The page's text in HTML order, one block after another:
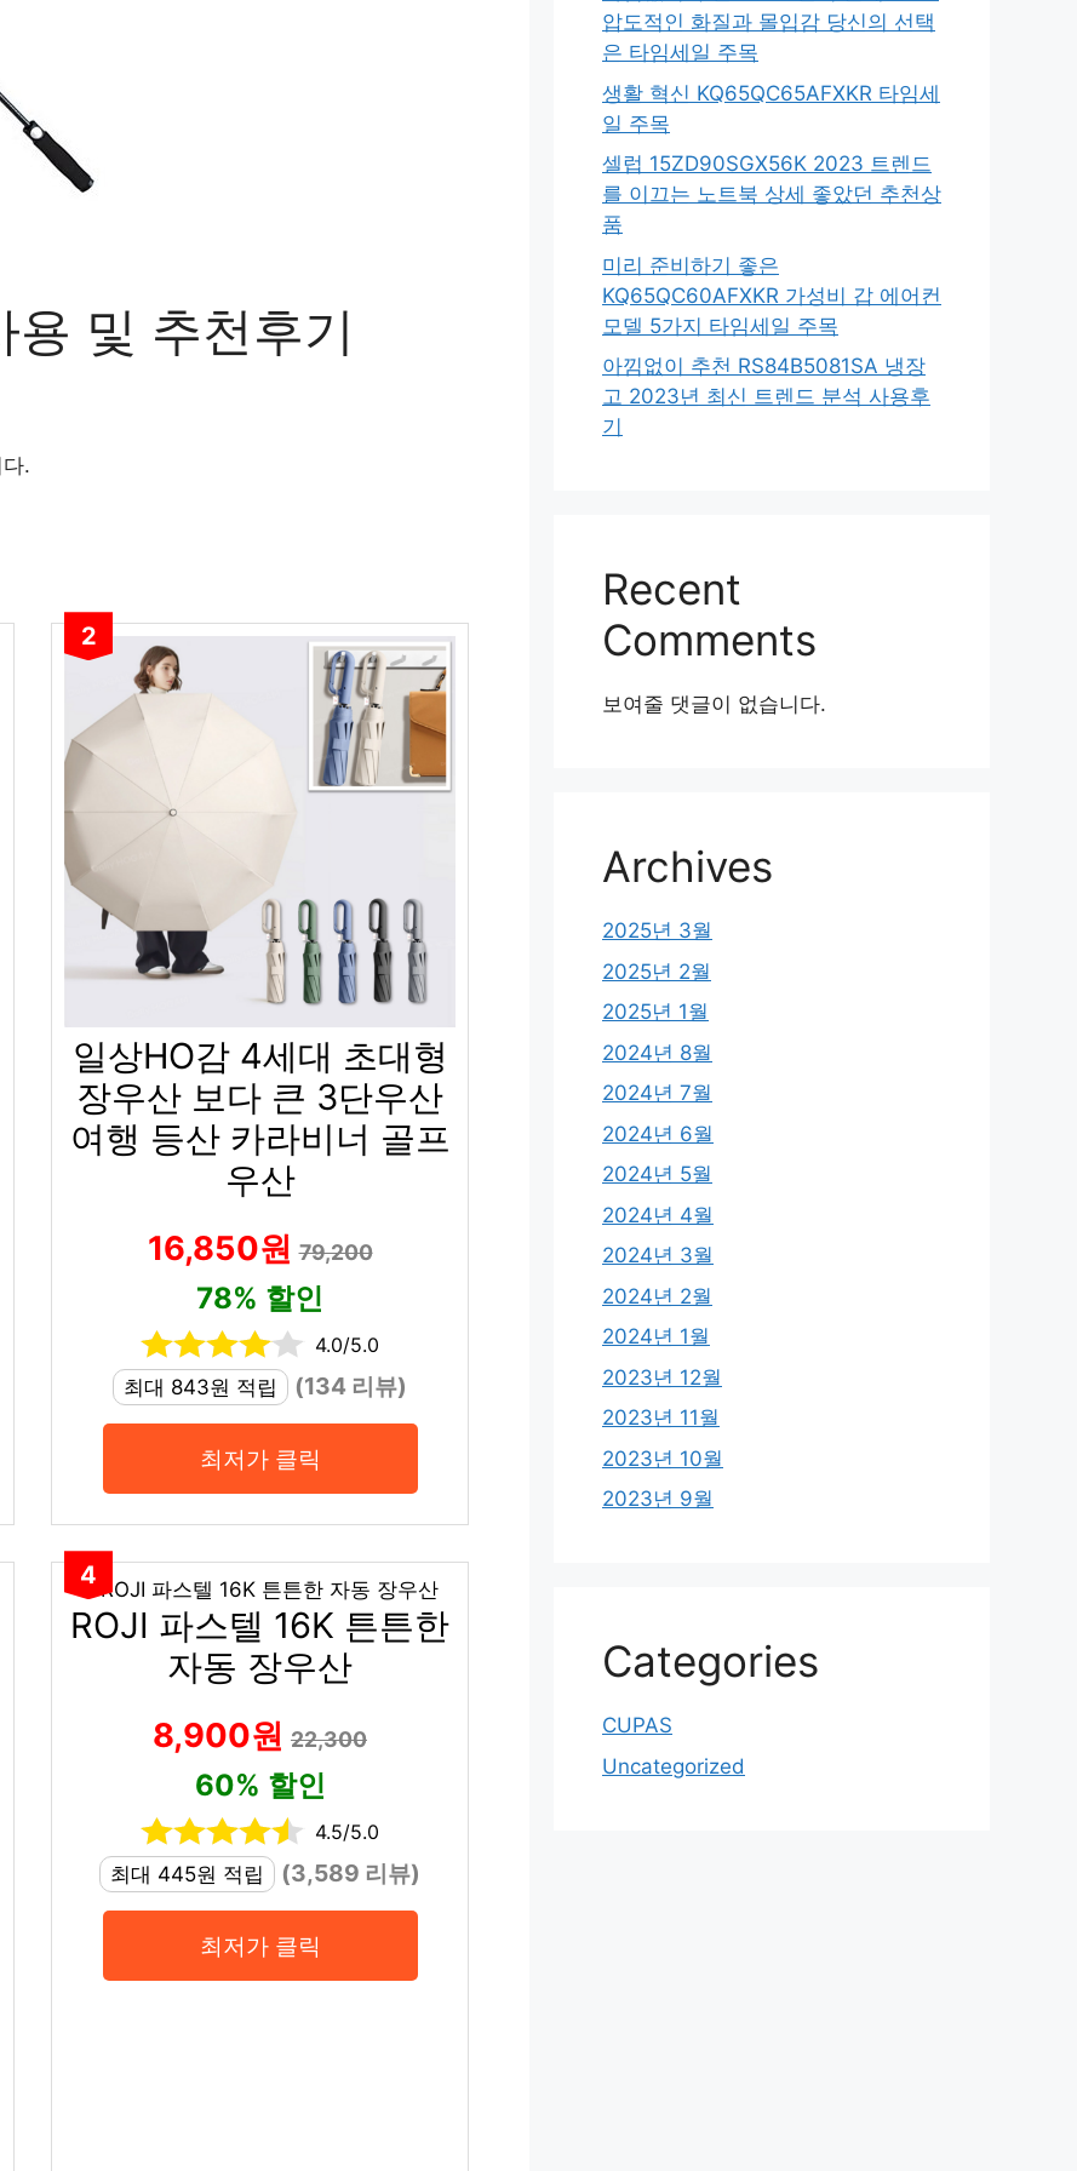
및 추천후기
.
2
일상HO감 4세대 초대형
장우산 보다 큰 3단우산
여행 등산 카라비너 골프
우산
16,850원79,200
78% 할인
4.0/5.0
최대 843원 적립
(134 리뷰)
최저가 클릭
4
ROJI 파스텔 16K 튼튼한
자동 장우산
8,900원 22,300
60% 할인
4.5/5.0
최대 445원 적립
(3,589 리뷰)
최저가 클릭
압도적인 화질과 몰입감 당신의 선택
은 타임세일 주목
생활 혁신 KQ65QC65AFXKR 타임세
일 주목
셀럽 15ZD90SGX56K 2023 트렌드
를 이끄는 노트북 상세 좋았던 추천상
품
미리 준비하기 좋은
KQ65QC60AFXKR 가성비 갑 에어컨
모델 5가지 타임세일 주목
아낌없이 추천 RS84B5081SA 냉장
고 2023년 최신 트렌드 분석 사용후
기
Recent
Comments
보여줄 댓글이 없습니다.
Archives
2025년 3월
2025년 2월
2025년 1월
2024년 8월
2024년 7월
2024년 6월
2024년 5월
2024년 4월
2024년 3월
2024년 2월
2024년 1월
2023년 12월
2023년 11월
2023년 10월
2023년 9월
Categories
CUPAS
Uncategorized